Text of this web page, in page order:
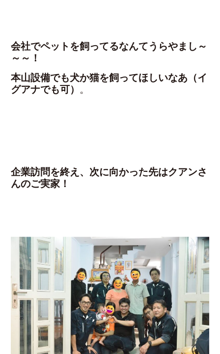
会社でペットを飼ってるなんてうらやまし～
～～！
本山設備でも犬か猫を飼ってほしいなあ（イ
グアナでも可） 。
企業訪問を終え、次に向かった先はクアンさ
んのご実家！